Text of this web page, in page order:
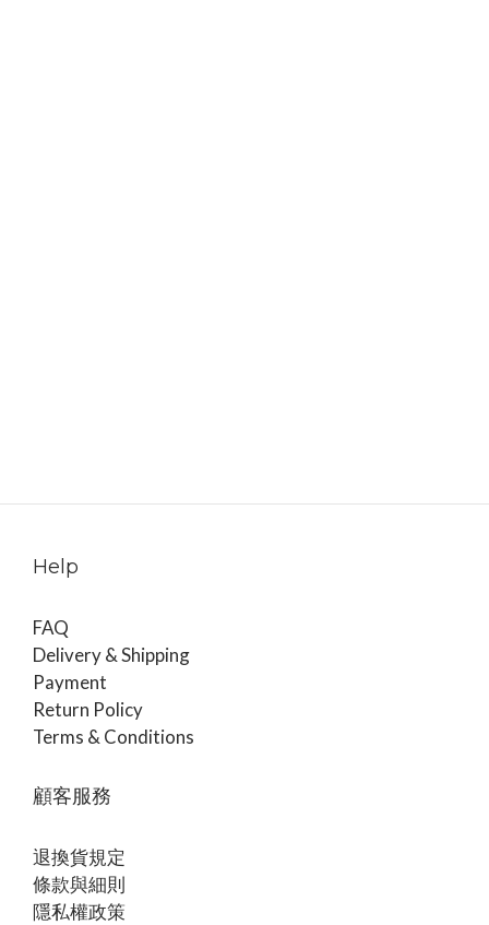
Help
FAQ
Delivery & Shipping
Payment
Return Policy
Terms & Conditions
顧客服務
退換貨規定
條款與細則
隱私權政策